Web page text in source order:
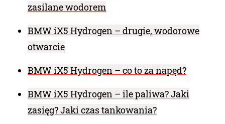
zasilane wodorem
BMW iX5 Hydrogen – drugie, wodorowe
otwarcie
BMW iX5 Hydrogen – co to za napęd?
BMW iX5 Hydrogen – ile paliwa? Jaki
zasięg? Jaki czas tankowania?